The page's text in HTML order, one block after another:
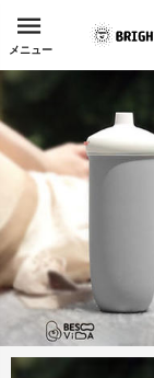
メニュー